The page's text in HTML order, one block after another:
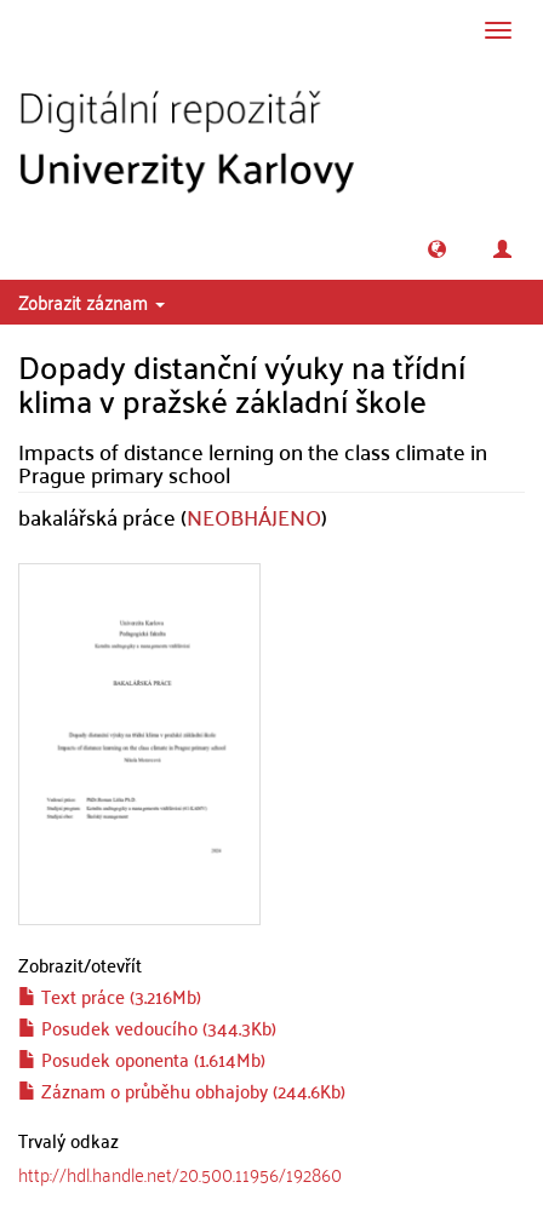
Zobrazit záznam
Dopady distanční výuky na třídní
klima v pražské základní škole
Impacts of distance lerning on the class climate in
Prague primary school
bakalářská práce (NEOBHÁJENO)
Zobrazit/otevřít
Text práce (3.216Mb)
Posudek vedoucího (344.3Kb)
Posudek oponenta (1.614Mb)
Záznam o průběhu obhajoby (244.6Kb)
Trvalý odkaz
http://hdl.handle.net/20.500.11956/192860